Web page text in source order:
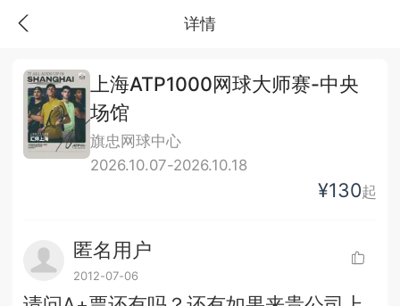
详情
上海ATP1000网球大师赛-中央
场馆
旗忠网球中心
2026.10.07-2026.10.18
¥130起
匿名用户
2012-07-06